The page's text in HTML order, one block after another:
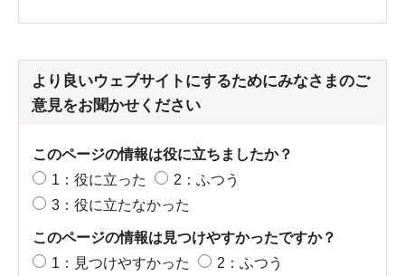
より良いウェブサイトにするためにみなさまのご
意見をお聞かせください
このページの情報は役に立ちましたか？
1：役に立った
2：ふつう
3：役に立たなかった
このページの情報は見つけやすかったですか？
1：見つけやすかった
2：ふつう